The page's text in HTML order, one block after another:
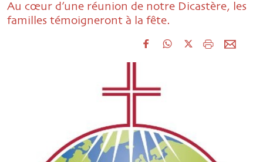
Au cœur d’une réunion de notre Dicastère, les
familles témoigneront à la fête.